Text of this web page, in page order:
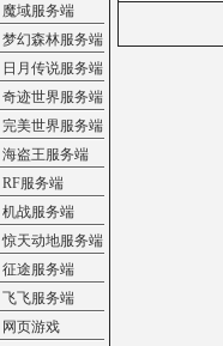
魔域服务端
梦幻森林服务端
日月传说服务端
奇迹世界服务端
完美世界服务端
海盗王服务端
RF服务端
机战服务端
惊天动地服务端
征途服务端
飞飞服务端
网页游戏